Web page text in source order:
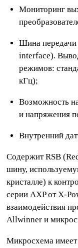
Мониторинг
Шина
interface).
режимов:
кГц);
Возможность
и напряжения
Внутренний
Содержит RSB
шину,
кристалле) к
серии AXP от X-
взаимодействия
Allwinner и
Микросхема